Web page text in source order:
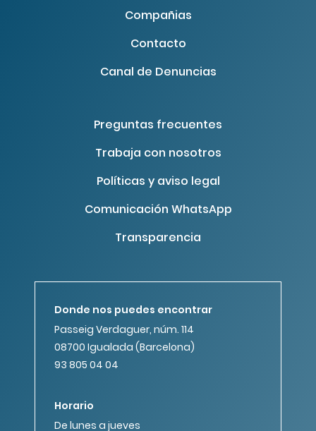
Compañias
Contacto
Canal de Denuncias
Preguntas frecuentes
Trabaja con nosotros
Políticas y aviso legal
Comunicación WhatsApp
Transparencia
Donde nos puedes encontrar
Passeig Verdaguer, núm. 114
08700 Igualada (Barcelona)
93 805 04 04
Horario
De lunes a jueves